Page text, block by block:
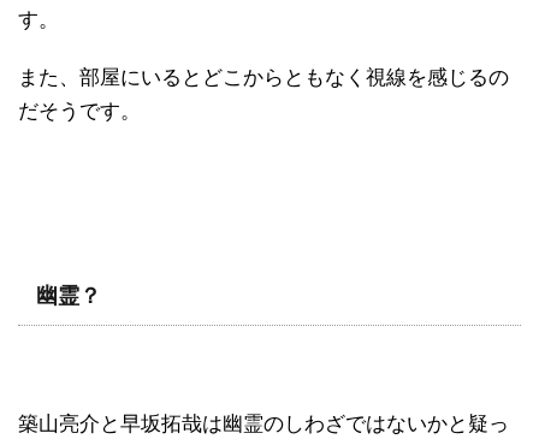
す。
また、部屋にいるとどこからともなく視線を感じるの
だそうです。
幽霊？
築山亮介と早坂拓哉は幽霊のしわざではないかと疑っ